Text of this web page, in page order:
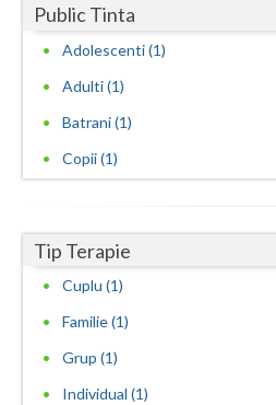
Dolj
Public Tinta
Adolescenti (1)
Adulti (1)
Batrani (1)
Copii (1)
Tip Terapie
Cuplu (1)
Familie (1)
Grup (1)
Individual (1)